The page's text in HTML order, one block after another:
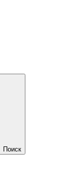
Поиск